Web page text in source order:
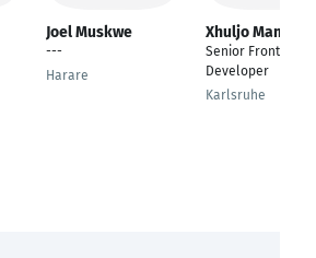
Joel Muskwe
---
Harare
Xhuljo Mamoci
Senior Frontend
Developer
Karlsruhe